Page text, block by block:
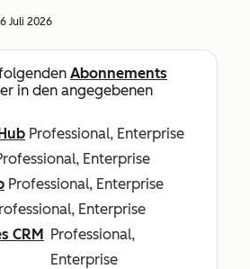
6 Juli 2026
Abonnements
in den angegebenen
Professional, Enterprise
Enterprise
Professional, Enterprise
Enterprise
CRM Professional,
Enterprise